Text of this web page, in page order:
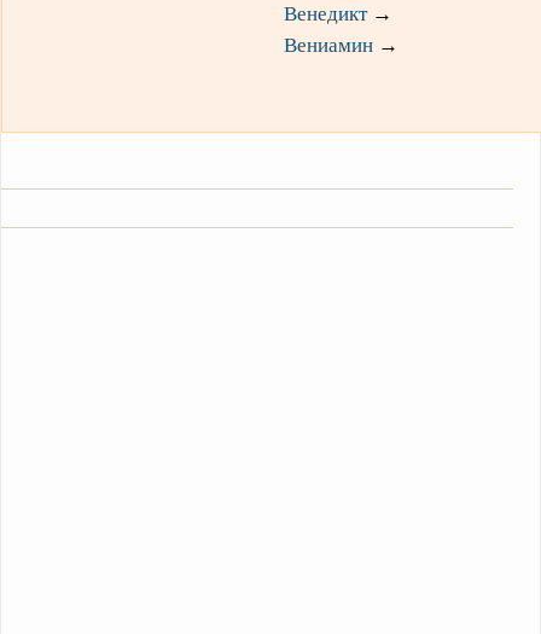
Венедикт→
Вениамин →